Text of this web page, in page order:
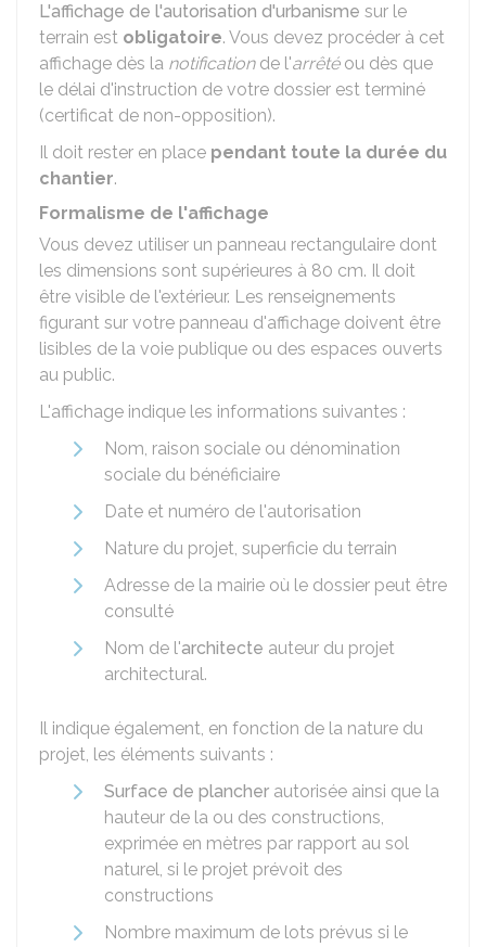
L'affichage de l'autorisation d'urbanisme sur le
terrain est obligatoire. Vous devez procéder à cet
affichage dès la notificationde l'arrêtéou dès que
le délai d'instruction de votre dossier est terminé
(certificat de non-opposition).
Il doit rester en place pendant toute la durée du
chantier.
Formalisme de l'affichage
Vous devez utiliser un panneau rectangulaire dont
les dimensions sont supérieures à 80 cm. Il doit
être visible de l'extérieur. Les renseignements
figurant sur votre panneau d'affichage doivent être
lisibles de la voie publique ou des espaces ouverts
au public.
L'affichage indique les informations suivantes :
Nom, raison sociale ou dénomination
sociale du bénéficiaire
Date et numéro de l'autorisation
Nature du projet, superficie du terrain
Adresse de la mairie où le dossier peut être
consulté
Nom de l'architecte auteur du projet
architectural.
Il indique également, en fonction de la nature du
projet, les éléments suivants :
Surface de plancher autorisée ainsi que la
hauteur de la ou des constructions,
exprimée en mètres par rapport au sol
naturel, si le projet prévoit des
constructions
Nombre maximum de lots prévus si le